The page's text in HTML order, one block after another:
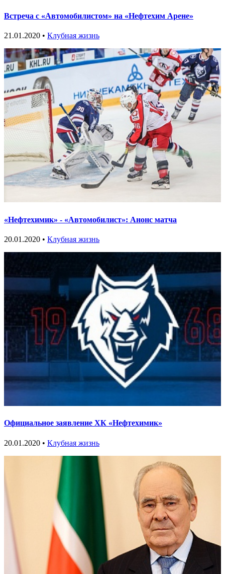
Встреча с «Автомобилистом» на «Нефтехим Арене»
21.01.2020 • Клубная жизнь
«Нефтехимик» - «Автомобилист»: Анонс матча
20.01.2020 • Клубная жизнь
Официальное заявление ХК «Нефтехимик»
20.01.2020 • Клубная жизнь